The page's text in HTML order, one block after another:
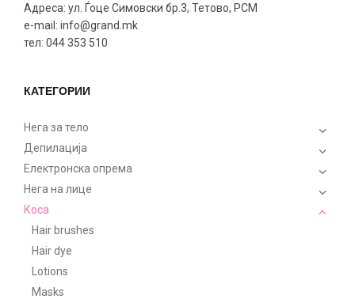
Адреса: ул. Ѓоце Симовски бр.3, Тетово, РСМ
e-mail: info@grand.mk
тел: 044 353 510
КАТЕГОРИИ
Нега за тело
Депилација
Електронска опрема
Нега на лице
Коса
Hair brushes
Hair dye
Lotions
Masks